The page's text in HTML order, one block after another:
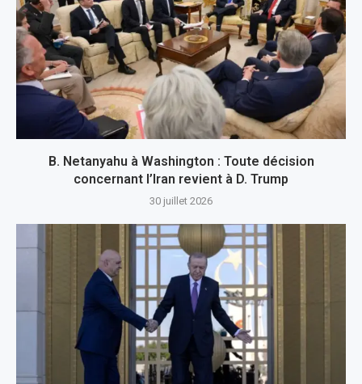
B. Netanyahu à Washington : Toute décision
concernant l’Iran revient à D. Trump
30 juillet 2026